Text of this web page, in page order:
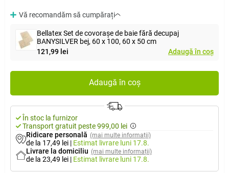
Vă recomandăm să cumpărați
Bellatex Set de covorașe de baie fără decupaj
BANYSILVER bej, 60 x 100, 60 x 50 cm
121,99 lei
Adaugă în coș
Adaugă în coș
În stoc la furnizor
Transport gratuit peste 999,00 lei
Ridicare personală (mai multe informații)
de la 17,49 lei | Estimat livrare luni 17.8.
Livrare la domiciliu (mai multe informații)
de la 23,49 lei | Estimat livrare luni 17.8.